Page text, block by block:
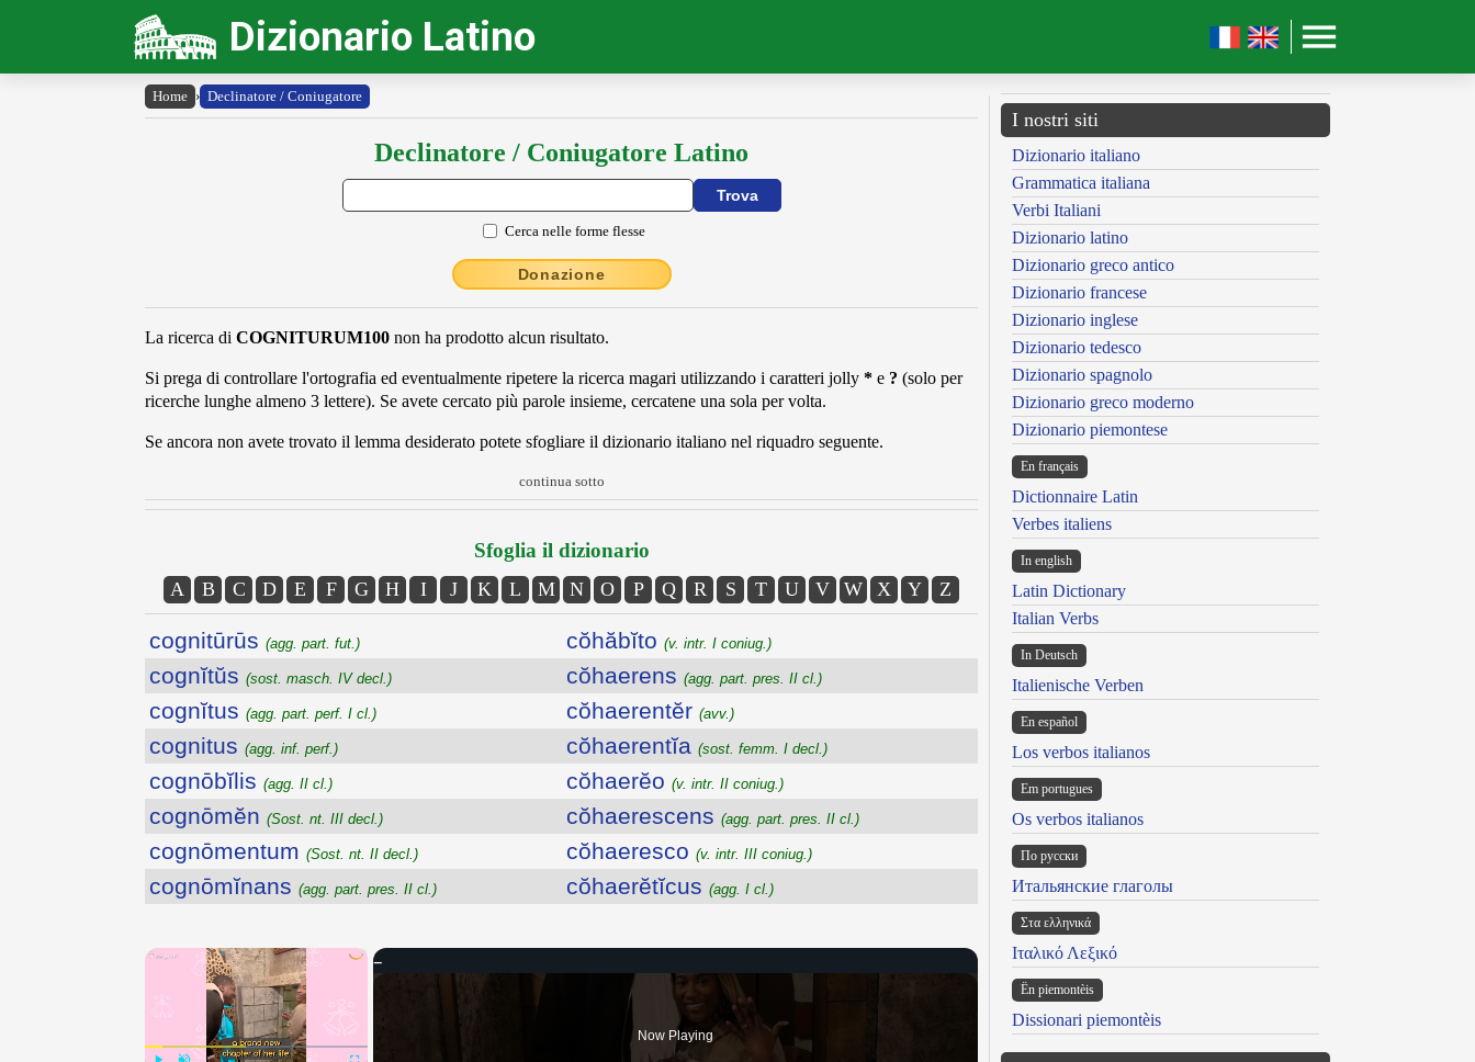
Dizionario Latino
Home › Declinatore / Coniugatore
Declinatore / Coniugatore Latino
Cerca nelle forme flesse
Donazione
La ricerca di COGNITURUM100 non ha prodotto alcun risultato.
Si prega di controllare l'ortografia ed eventualmente ripetere la ricerca magari utilizzando i caratteri jolly * e ? (solo per
ricerche lunghe almeno 3 lettere). Se avete cercato più parole insieme, cercatene una sola per volta.
Se ancora non avete trovato il lemma desiderato potete sfogliare il dizionario italiano nel riquadro seguente.
continua sotto
Sfoglia il dizionario
A B C D E F G H I J K L M N O P Q R S T U V W X Y Z
cognitūrūs (agg. part. fut.) cŏhăbĭto (v. intr. I coniug.)
cognĭtŭs (sost. masch. IV decl.) cŏhaerens (agg. part. pres. II cl.)
cognĭtus (agg. part. perf. I cl.) cŏhaerentĕr (avv.)
cognitus (agg. inf. perf.) cŏhaerentĭa (sost. femm. I decl.)
cognōbĭlis (agg. II cl.) cŏhaerĕo (v. intr. II coniug.)
cognōmĕn (Sost. nt. III decl.) cŏhaerescens (agg. part. pres. II cl.)
cognōmentum (Sost. nt. II decl.) cŏhaeresco (v. intr. III coniug.)
cognōmĭnans (agg. part. pres. II cl.) cŏhaerĕtĭcus (agg. I cl.)
×
Now Playing
I nostri siti
Dizionario italiano
Grammatica italiana
Verbi Italiani
Dizionario latino
Dizionario greco antico
Dizionario francese
Dizionario inglese
Dizionario tedesco
Dizionario spagnolo
Dizionario greco moderno
Dizionario piemontese
En français
Dictionnaire Latin
Verbes italiens
In english
Latin Dictionary
Italian Verbs
In Deutsch
Italienische Verben
En español
Los verbos italianos
Em portugues
Os verbos italianos
По русски
Итальянские глаголы
Στα ελληνικά
Ιταλικό Λεξικό
Ën piemontèis
Dissionari piemontèis